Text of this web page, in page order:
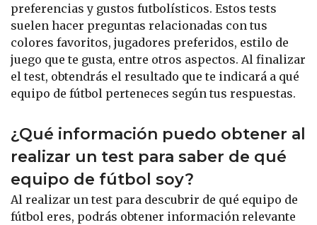
preferencias y gustos futbolísticos. Estos tests
suelen hacer preguntas relacionadas con tus
colores favoritos, jugadores preferidos, estilo de
juego que te gusta, entre otros aspectos. Al finalizar
el test, obtendrás el resultado que te indicará a qué
equipo de fútbol perteneces según tus respuestas.
¿Qué información puedo obtener al
realizar un test para saber de qué
equipo de fútbol soy?
Al realizar un test para descubrir de qué equipo de
fútbol eres, podrás obtener información relevante